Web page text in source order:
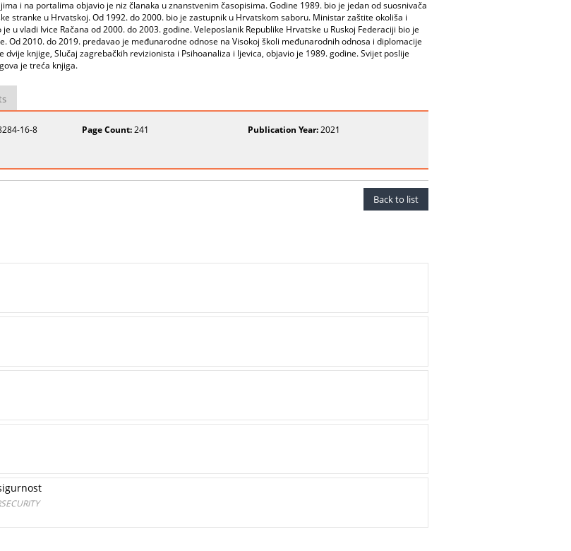
i na portalima objavio je niz članaka u znanstvenim časopisima. Godine 1989. bio je jedan od suosnivača
stranke u Hrvatskoj. Od 1992. do 2000. bio je zastupnik u Hrvatskom saboru. Ministar zaštite okoliša i
u vladi Ivice Račana od 2000. do 2003. godine. Veleposlanik Republike Hrvatske u Ruskoj Federaciji bio je
Od 2010. do 2019. predavao je međunarodne odnose na Visokoj školi međunarodnih odnosa i diplomacije
dvije knjige, Slučaj zagrebačkih revizionista i Psihoanaliza i ljevica, objavio je 1989. godine. Svijet poslije
je treća knjiga.
16-8 Page Count:241 Publication Year:2021
Back to list